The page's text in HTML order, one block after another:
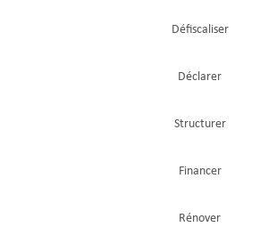
Défiscaliser
Déclarer
Structurer
Financer
Rénover